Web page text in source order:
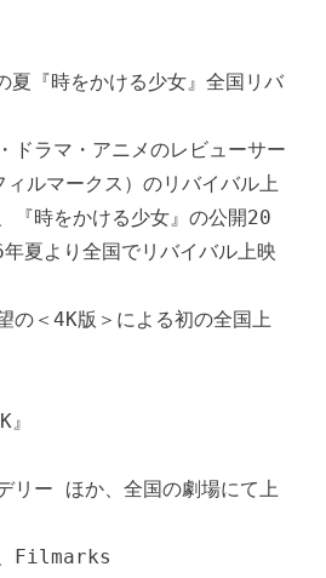
夏『時をかける少女』全国リバ
ドラマ・アニメのレビューサー
ルマークス）のリバイバル上
『時をかける少女』の公開20
夏より全国でリバイバル上映
の＜4K版＞による初の全国上
リー ほか、全国の劇場にて上
、Filmarks